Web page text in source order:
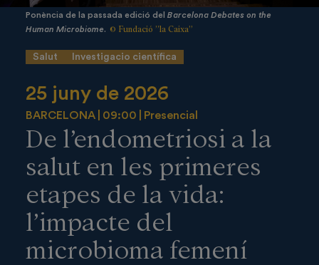
Ponència de la passada edició del Barcelona Debates on the
Human Microbiome. © Fundació ”la Caixa”
Salut Investigacio científica
25 juny de 2026
BARCELONA 09:00 Presencial
De l’endometriosi a la
salut en les primeres
etapes de la vida:
l’impacte del
microbioma femení